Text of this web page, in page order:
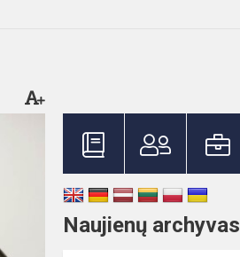
Naujienų archyvas